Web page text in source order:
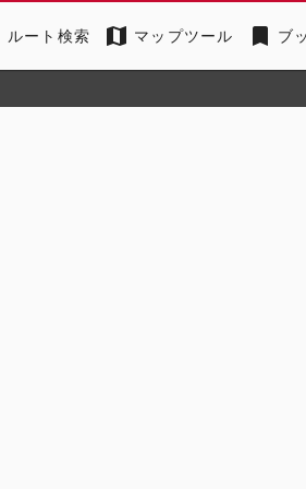
ルート検索 map マップツール bookmark ブ